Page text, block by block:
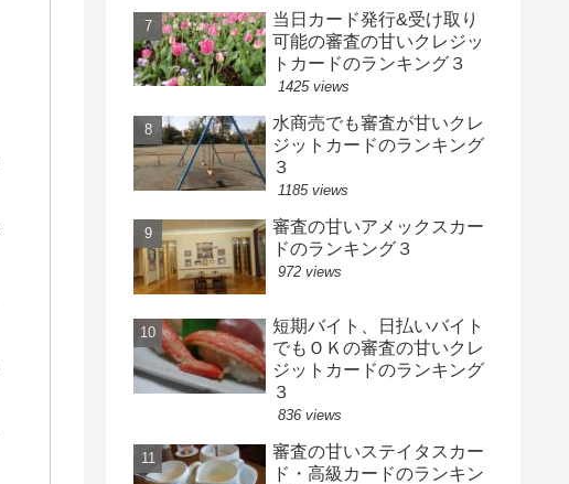
当日カード発行&受け取り
可能の審査の甘いクレジッ
トカードのランキング３
1425 views
水商売でも審査が甘いクレ
ジットカードのランキング
３
1185 views
審査の甘いアメックスカー
ドのランキング３
972 views
短期バイト、日払いバイト
でもＯＫの審査の甘いクレ
ジットカードのランキング
３
836 views
審査の甘いステイタスカー
ド・高級カードのランキン